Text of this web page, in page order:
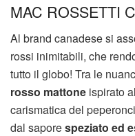
MAC ROSSETTI
Al brand canadese si
rossi inimitabili, che
tutto il globo! Tra le
rosso mattone ispirato
carismatica del
dal saporespeziato ed